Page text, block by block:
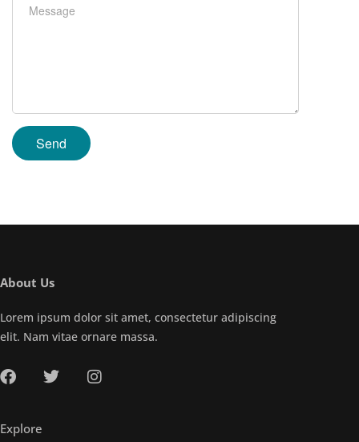
About Us
Lorem ipsum dolor sit amet, consectetur adipiscing
elit. Nam vitae ornare massa.
Explore